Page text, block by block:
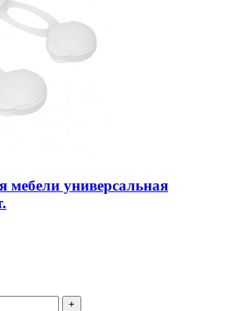
мебели универсальная